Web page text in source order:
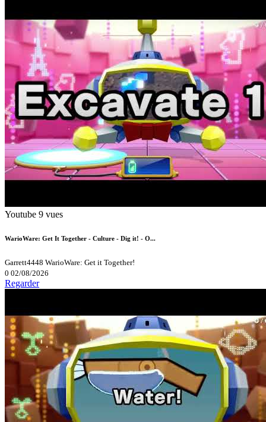
Youtube 9 vues
WarioWare: Get It Together - Culture - Dig it! - O...
Garrett4448 WarioWare: Get it Together!
0 02/08/2026
Regarder